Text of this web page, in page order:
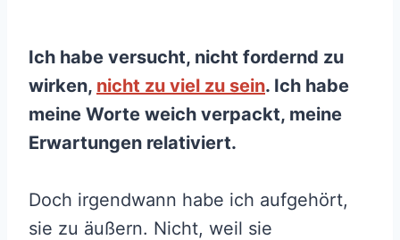
Ich habe versucht, nicht fordernd zu
wirken, nicht zu viel zu sein. Ich habe
meine Worte weich verpackt, meine
Erwartungen relativiert.
Doch irgendwann habe ich aufgehört,
sie zu äußern. Nicht, weil sie